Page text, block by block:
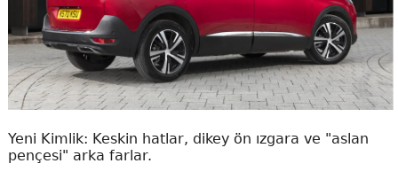
Yeni Kimlik: Keskin hatlar, dikey ön ızgara ve "aslan
pençesi" arka farlar.